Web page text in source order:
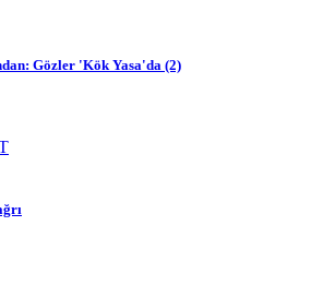
Gözler 'Kök Yasa'da (2)